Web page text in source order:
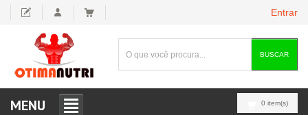
Entrar
BUSCAR
0 item(s)
MENU